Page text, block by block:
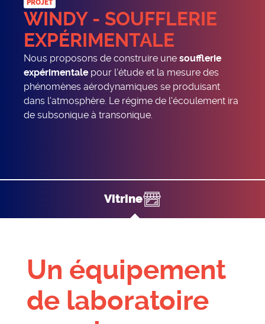
PROJET
WINDY - SOUFFLERIE
EXPÉRIMENTALE
Nous proposons de construire une soufflerie
expérimentalepour l'étude et la mesure des
phénomènes aérodynamiques se produisant
dans l'atmosphère. Le régime de l'écoulement ira
de subsonique à transonique.
vitrine
Un équipement
de laboratoire